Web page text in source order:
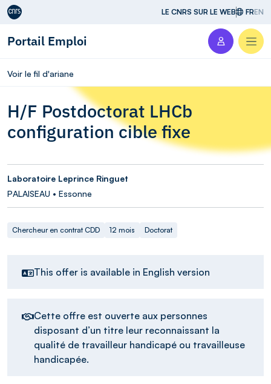
Aller au contenu LE CNRS SUR LE WEB FREN
Portail Emploi
Voir le fil d'ariane
H/F Postdoctorat LHCb
configuration cible fixe
Laboratoire Leprince Ringuet
PALAISEAU • Essonne
Chercheur en contrat CDD 12 mois Doctorat
This offer is available in English version
Cette offre est ouverte aux personnes
disposant d’un titre leur reconnaissant la
qualité de travailleur handicapé ou travailleuse
handicapée.